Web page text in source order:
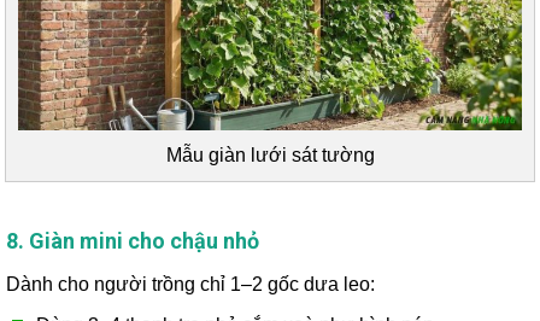
Mẫu giàn lưới sát tường
8. Giàn mini cho chậu nhỏ
Dành cho người trồng chỉ 1–2 gốc dưa leo: